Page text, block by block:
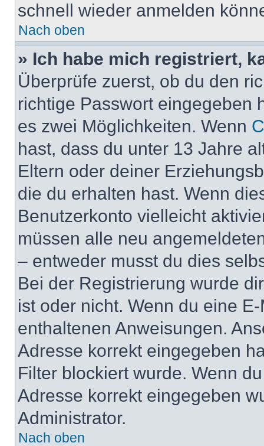
schnell wieder anmelden
Nach oben
» Ich habe mich registriert,
Überprüfe zuerst, ob du den
richtige Passwort eingegeben
es zwei Möglichkeiten. Wenn
hast, dass du unter 13 Jahre
Eltern oder deiner
die du erhalten hast. Wenn
Benutzerkonto vielleicht
müssen alle neu
– entweder musst du dies
Bei der Registrierung wurde
ist oder nicht. Wenn du eine
enthaltenen Anweisungen.
Adresse korrekt eingegeben
Filter blockiert wurde. Wenn
Adresse korrekt eingegeben
Administrator.
Nach oben